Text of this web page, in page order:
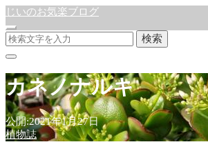
じいのお気楽ブログ
検索
カネノナルキ
公開:2021年1月27日
植物誌